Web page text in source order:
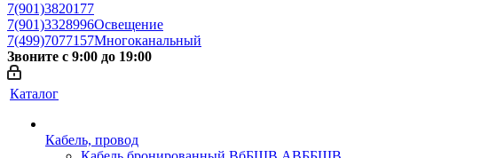
7(901)3820177
7(901)3328996Освещение
7(499)7077157Многоканальный
Звоните с 9:00 до 19:00
Каталог
Кабель, провод